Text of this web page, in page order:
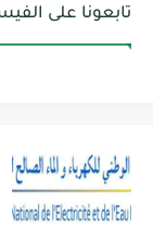
تابعونا على